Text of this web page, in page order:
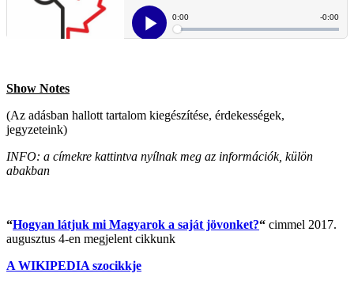
Show Notes
(Az adásban hallott tartalom kiegészítése, érdekességek,
jegyzeteink)
INFO: a címekre kattintva nyílnak meg az információk, külön
abakban
“Hogyan látjuk mi Magyarok a saját jövonket?“ cimmel 2017.
augusztus 4-en megjelent cikkunk
A WIKIPEDIA szocikkje